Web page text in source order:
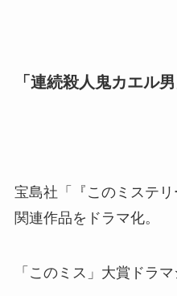
「連続殺人鬼カエル
宝島社「『このミステ
関連作品をドラマ化。
「このミス」大賞ドラ